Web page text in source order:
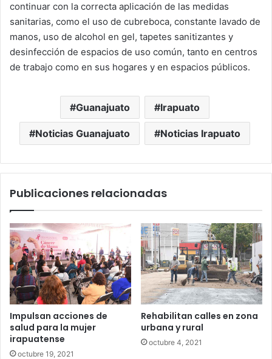
continuar con la correcta aplicación de las medidas
sanitarias, como el uso de cubreboca, constante lavado de
manos, uso de alcohol en gel, tapetes sanitizantes y
desinfección de espacios de uso común, tanto en centros
de trabajo como en sus hogares y en espacios públicos.
Guanajuato Irapuato
Noticias Guanajuato Noticias Irapuato
Publicaciones relacionadas
Impulsan acciones de
salud para la mujer
irapuatense
octubre 19, 2021
Rehabilitan calles en zona
urbana y rural
octubre 4, 2021